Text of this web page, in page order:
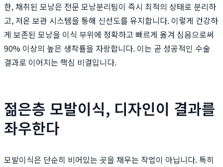
한, 채취된 모낭은 전문 모낭분리팀이 즉시 최적의 상태로 분리하
고, 저온 보관 시스템을 통해 신선도를 유지합니다. 이렇게 건강하
게 보존된 모낭을 이식 부위에 정확하고 빠르게 옮겨 심음으로써
90% 이상의 높은 생착률을 자랑합니다. 이는 곧 성공적인 수술
결과로 이어지는 핵심 비결입니다.
젊은층 모발이식, 디자인이 결과를
좌우한다
모발이식은 단순히 비어있는 곳을 채우는 작업이 아닙니다. 특히